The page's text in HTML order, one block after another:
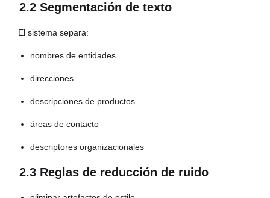
2.2 Segmentación de texto
El sistema separa:
nombres de entidades
direcciones
descripciones de productos
áreas de contacto
descriptores organizacionales
2.3 Reglas de reducción de ruido